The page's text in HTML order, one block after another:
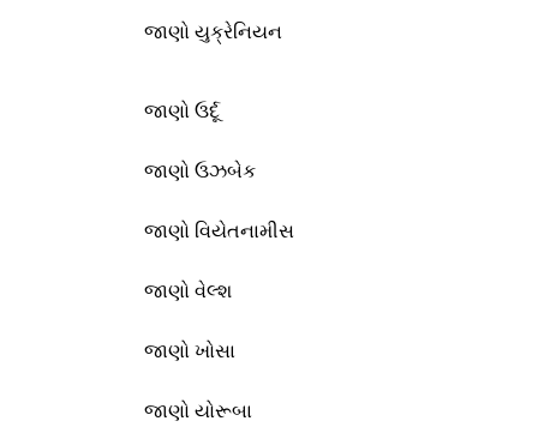
જાણો યુક્રેનિયન
જાણો ઉર્દૂ
જાણો ઉઝબેક
જાણો વિયેતનામીસ
જાણો વેલ્શ
જાણો ખોસા
જાણો યોરૂબા